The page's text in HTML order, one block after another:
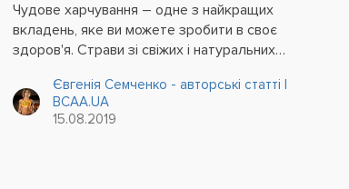
Чудове харчування – одне з найкращих
вкладень, яке ви можете зробити в своє
здоров'я. Страви зі свіжих і натуральних
самопочуття і настрій, але і відмінно
позначаються на фізичному стані і розумовій
Євгенія Семченко - авторські статті |
BCAA.UA
15.08.2019